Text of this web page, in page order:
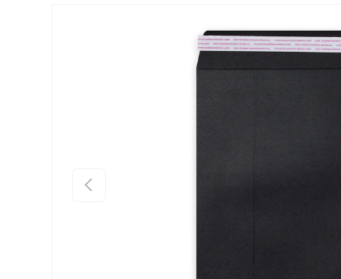
Ir directamente a la información del producto
Anterior